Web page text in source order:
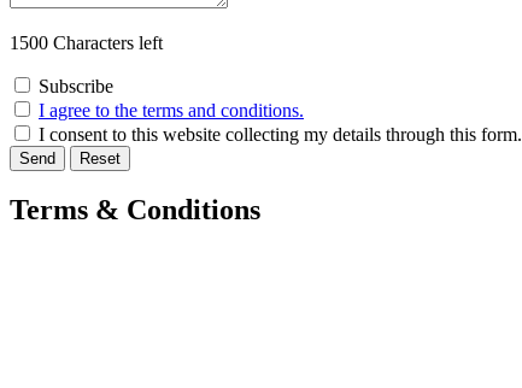
1500 Characters left
Subscribe
I agree to the terms and conditions.
I consent to this website collecting my details through this form.
Send Reset
Terms & Conditions